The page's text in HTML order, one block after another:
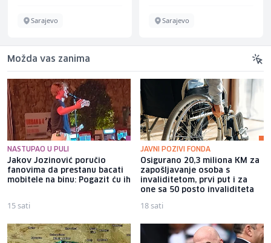
Sarajevo Sarajevo
Možda vas zanima
NASTUPAO U PULI
Jakov Jozinović poručio
fanovima da prestanu bacati
mobitele na binu: Pogazit ću ih
15 sati
JAVNI POZIVI FONDA
Osigurano 20,3 miliona KM za
zapošljavanje osoba s
invaliditetom, prvi put i za
one sa 50 posto invaliditeta
18 sati